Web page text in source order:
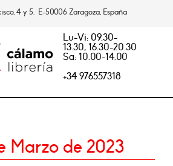
4 y 5. E-50006 Zaragoza, España
Lu-Vi: 09.30-
13.30, 16.30-20.30
Sa: 10.00-14.00
+34 976557318
Marzo de 2023